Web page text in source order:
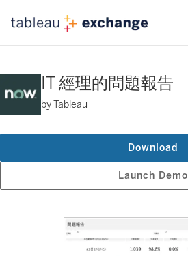
IT 經理的問題報告
by Tableau
Launch Demo
Download